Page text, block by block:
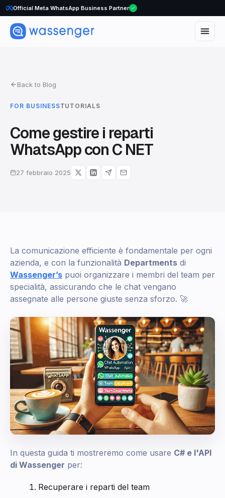
Official Meta WhatsApp Business Partner
Back to Blog
FOR BUSINESSTUTORIALS
Come gestire i reparti
WhatsApp con C NET
27 febbraio 2025
La comunicazione efficiente è fondamentale per ogni
azienda, e con la funzionalità Departments di
Wassenger’s puoi organizzare i membri del team per
specialità, assicurando che le chat vengano
assegnate alle persone giuste senza sforzo. 🚀
In questa guida ti mostreremo come usare C# e l'API
di Wassenger per:
Recuperare i reparti del team